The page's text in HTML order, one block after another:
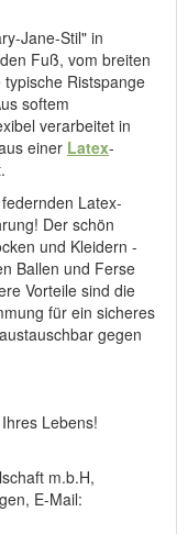
Jane-Stil" in
Fuß, vom breiten
Ristspange
softem
verarbeitet in
einer Latex-
Latex-
Der schön
und Kleidern -
Ballen und Ferse
Vorteile sind die
für ein sicheres
gegen
Lebens!
m.b.H,
E-Mail: